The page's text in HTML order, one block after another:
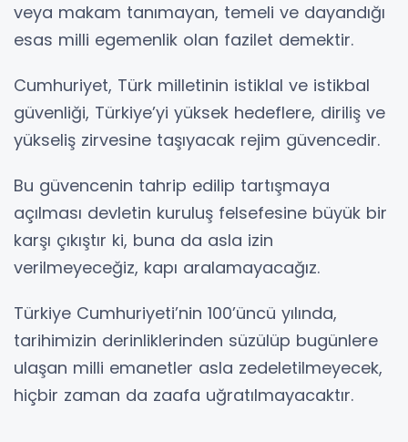
veya makam tanımayan, temeli ve dayandığı
esas milli egemenlik olan fazilet demektir.
Cumhuriyet, Türk milletinin istiklal ve istikbal
güvenliği, Türkiye’yi yüksek hedeflere, diriliş ve
yükseliş zirvesine taşıyacak rejim güvencedir.
Bu güvencenin tahrip edilip tartışmaya
açılması devletin kuruluş felsefesine büyük bir
karşı çıkıştır ki, buna da asla izin
verilmeyeceğiz, kapı aralamayacağız.
Türkiye Cumhuriyeti’nin 100’üncü yılında,
tarihimizin derinliklerinden süzülüp bugünlere
ulaşan milli emanetler asla zedeletilmeyecek,
hiçbir zaman da zaafa uğratılmayacaktır.